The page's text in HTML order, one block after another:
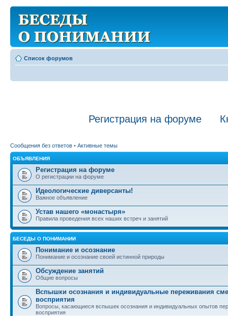
Список форумов
Регистрация на форуме
Сообщения без ответов • Активные темы
ОБЪЯВЛЕНИЯ
Регистрация на форуме
О регистрации на форуме
Идеологические диверсанты!
Важное объявление
Устав нашего «монастыря»
Правила проведения всех наших встреч и занятий
БЕСЕДЫ О ПОНИМАНИИ
Понимание и осознание
Понимание и осознание своей истинной природы
Обсуждение занятий
Общие вопросы
Вспышки осознания и индивидуальные переживания
восприятия
Вопросы, касающиеся вспышек осознания и индивидуальных опытов
восприятия